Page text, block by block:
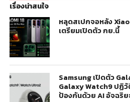
เรื่องน่าสนใจ
หลุดสเปกจอหลัง
เตรียมเปิดตัว กย.นี้
Samsung เปิดตัว
Galaxy Watch9 ปฏิ
ป้องกันด้วย AI อัจฉริ